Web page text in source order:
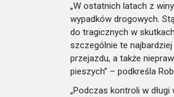
„W ostatnich latach z
wypadków drogowych.
do tragicznych w
szczególnie te
przejazdu, a także
pieszych” – podkreśla
„Podczas kontroli w